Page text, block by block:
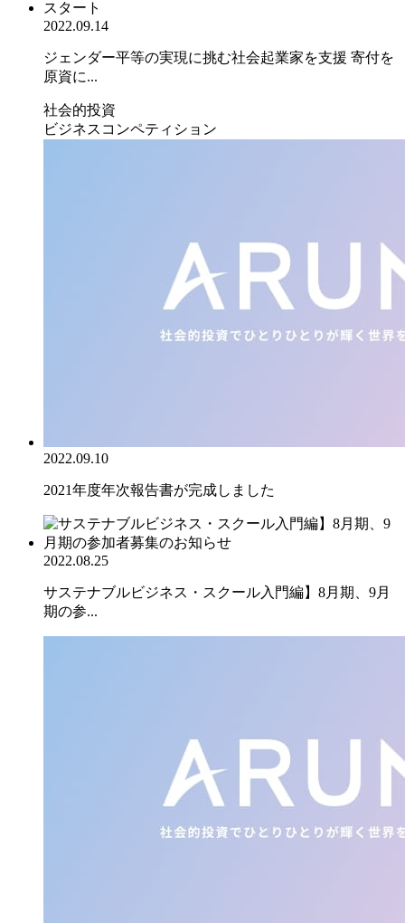
2022.09.14
ジェンダー平等の実現に挑む社会起業家を支援 寄付を
原資に...
社会的投資
ビジネスコンペティション
2022.09.10
2021年度年次報告書が完成しました
2022.08.25
サステナブルビジネス・スクール入門編】8月期、9月
期の参...